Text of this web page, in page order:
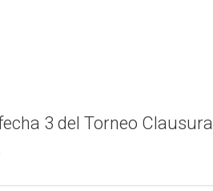
3 del Torneo Clausura